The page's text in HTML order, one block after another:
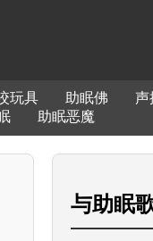
玩具 助眠佛 声
助眠恶魔
与助眠